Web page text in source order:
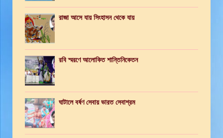
রাজা আসে যায় সিংহাসন থেকে যায়
রবি স্মরণে আলোকিত শান্তিনিকেতন
ঘাটালে বর্ষণ সেবায় ভারত সেবাশ্রম